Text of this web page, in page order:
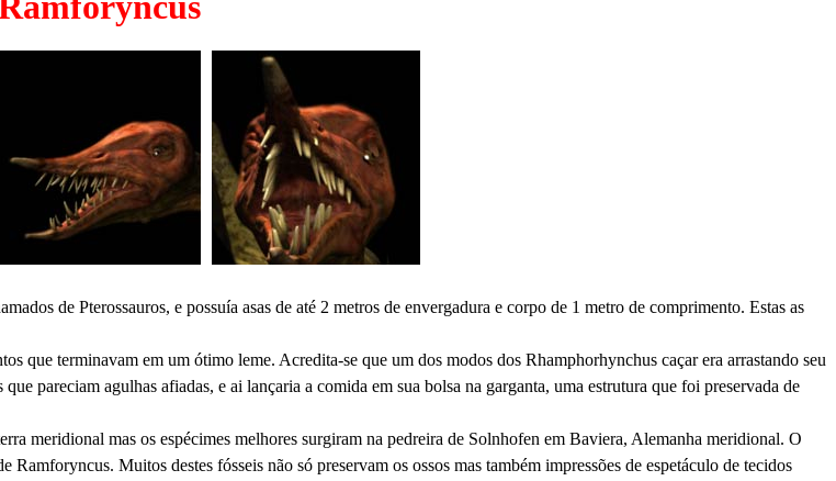
de Pterossauros, e possuía asas de até 2 metros de envergadura e corpo de 1 metro de comprimento. Estas as
que terminavam em um ótimo leme. Acredita-se que um dos modos dos Rhamphorhynchus caçar era arrastando seu
pareciam agulhas afiadas, e ai lançaria a comida em sua bolsa na garganta, uma estrutura que foi preservada de
meridional mas os espécimes melhores surgiram na pedreira de Solnhofen em Baviera, Alemanha meridional. O
Muitos destes fósseis não só preservam os ossos mas também impressões de espetáculo de tecidos